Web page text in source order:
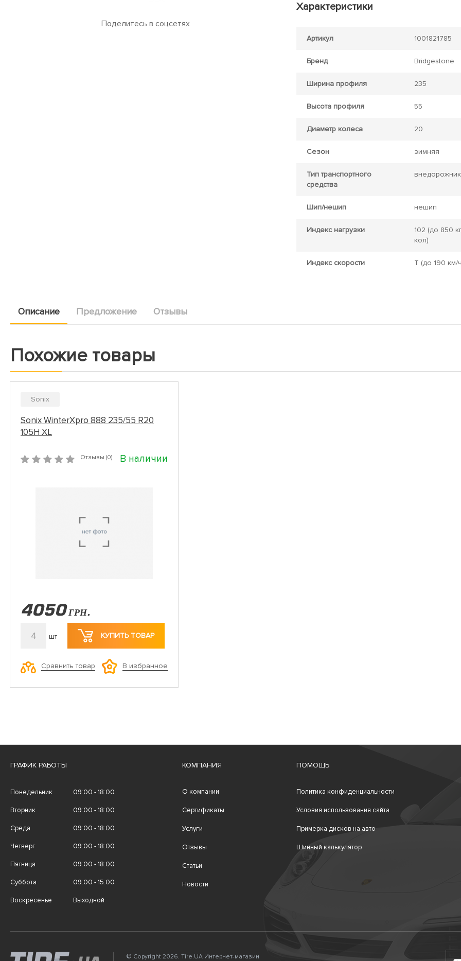
Поделитесь в соцсетях
Характеристики
Артикул 1001821785
Бренд Bridgestone
Ширина профиля 235
Высота профиля 55
Диаметр колеса 20
Сезон зимняя
Тип транспортного
средства
внедорожник
Шип/нешип нешип
Индекс нагрузки 102 (до 850
кол)
Индекс скорости T (до 190 км/
Описание Предложение Отзывы
Похожие товары
Sonix
Sonix WinterXpro 888 235/55 R20
105H XL
Отзывы (0) В наличии
4050 ГРН.
4 шт КУПИТЬ ТОВАР
Сравнить товар В избранное
ГРАФИК РАБОТЫ
Понедельник 09:00 - 18:00
Вторник 09:00 - 18:00
Среда 09:00 - 18:00
Четверг 09:00 - 18:00
Пятница 09:00 - 18:00
Суббота 09:00 - 15:00
Воскресенье Выходной
КОМПАНИЯ
О компании
Сертификаты
Услуги
Отзывы
Статьи
Новости
ПОМОЩЬ
Политика конфиденциальности
Условия использования сайта
Примерка дисков на авто
Шинный калькулятор
© Copyright 2026. Tire.UA Интернет-магазин